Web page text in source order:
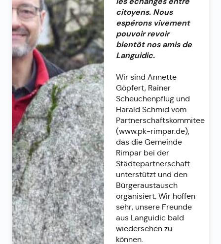
citoyens. Nous
espérons vivement
pouvoir revoir
bientôt nos amis de
Languidic.
Wir sind Annette
Göpfert, Rainer
Scheuchenpflug und
Harald Schmid vom
Partnerschaftskommitee
(www.pk-rimpar.de),
das die Gemeinde
Rimpar bei der
Städtepartnerschaft
unterstützt und den
Bürgeraustausch
organisiert. Wir hoffen
sehr, unsere Freunde
aus Languidic bald
wiedersehen zu
können.